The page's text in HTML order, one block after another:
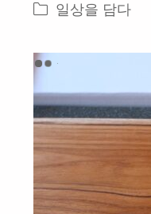
일상을 담다